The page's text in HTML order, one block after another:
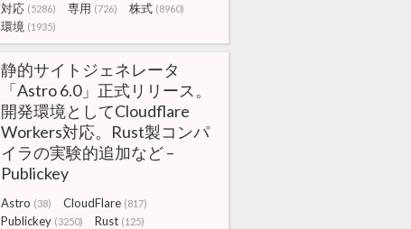
対応 (5286) 専用 (726) 株式 (8960)
環境 (1935)
静的サイトジェネレータ
「Astro 6.0」正式リリース。
開発環境としてCloudflare
Workers対応。Rust製コンパ
イラの実験的追加など –
Publickey
Astro (38) CloudFlare (817)
Publickey (3250) Rust (125)